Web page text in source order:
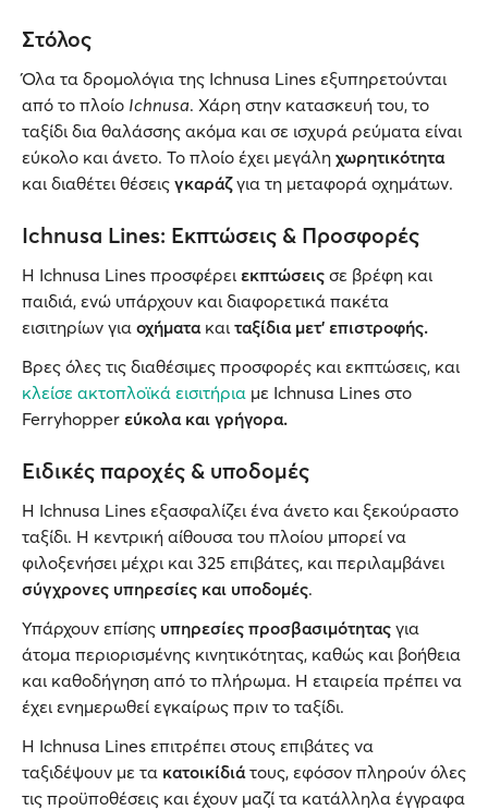
Στόλος
Όλα τα δρομολόγια της Ichnusa Lines εξυπηρετούνται
από το πλοίο Ichnusa. Χάρη στην κατασκευή του, το
ταξίδι δια θαλάσσης ακόμα και σε ισχυρά ρεύματα είναι
εύκολο και άνετο. Το πλοίο έχει μεγάλη χωρητικότητα
και διαθέτει θέσεις γκαράζγια τη μεταφορά οχημάτων.
Ichnusa Lines: Εκπτώσεις & Προσφορές
Η Ichnusa Lines προσφέρει εκπτώσεις σε βρέφη και
παιδιά, ενώ υπάρχουν και διαφορετικά πακέτα
εισιτηρίων για οχήματα και ταξίδια μετ’ επιστροφής.
Βρες όλες τις διαθέσιμες προσφορές και εκπτώσεις, και
κλείσε ακτοπλοϊκά εισιτήρια με Ichnusa Lines στο
Ferryhopper εύκολα και γρήγορα.
Ειδικές παροχές & υποδομές
Η Ichnusa Lines εξασφαλίζει ένα άνετο και ξεκούραστο
ταξίδι. Η κεντρική αίθουσα του πλοίου μπορεί να
φιλοξενήσει μέχρι και 325 επιβάτες, και περιλαμβάνει
σύγχρονες υπηρεσίες και υποδομές.
Υπάρχουν επίσης υπηρεσίες προσβασιμότητας για
άτομα περιορισμένης κινητικότητας, καθώς και βοήθεια
και καθοδήγηση από το πλήρωμα. Η εταιρεία πρέπει να
έχει ενημερωθεί εγκαίρως πριν το ταξίδι.
Η Ichnusa Lines επιτρέπει στους επιβάτες να
ταξιδέψουν με τα κατοικίδιάτους, εφόσον πληρούν όλες
τις προϋποθέσεις και έχουν μαζί τα κατάλληλα έγγραφα